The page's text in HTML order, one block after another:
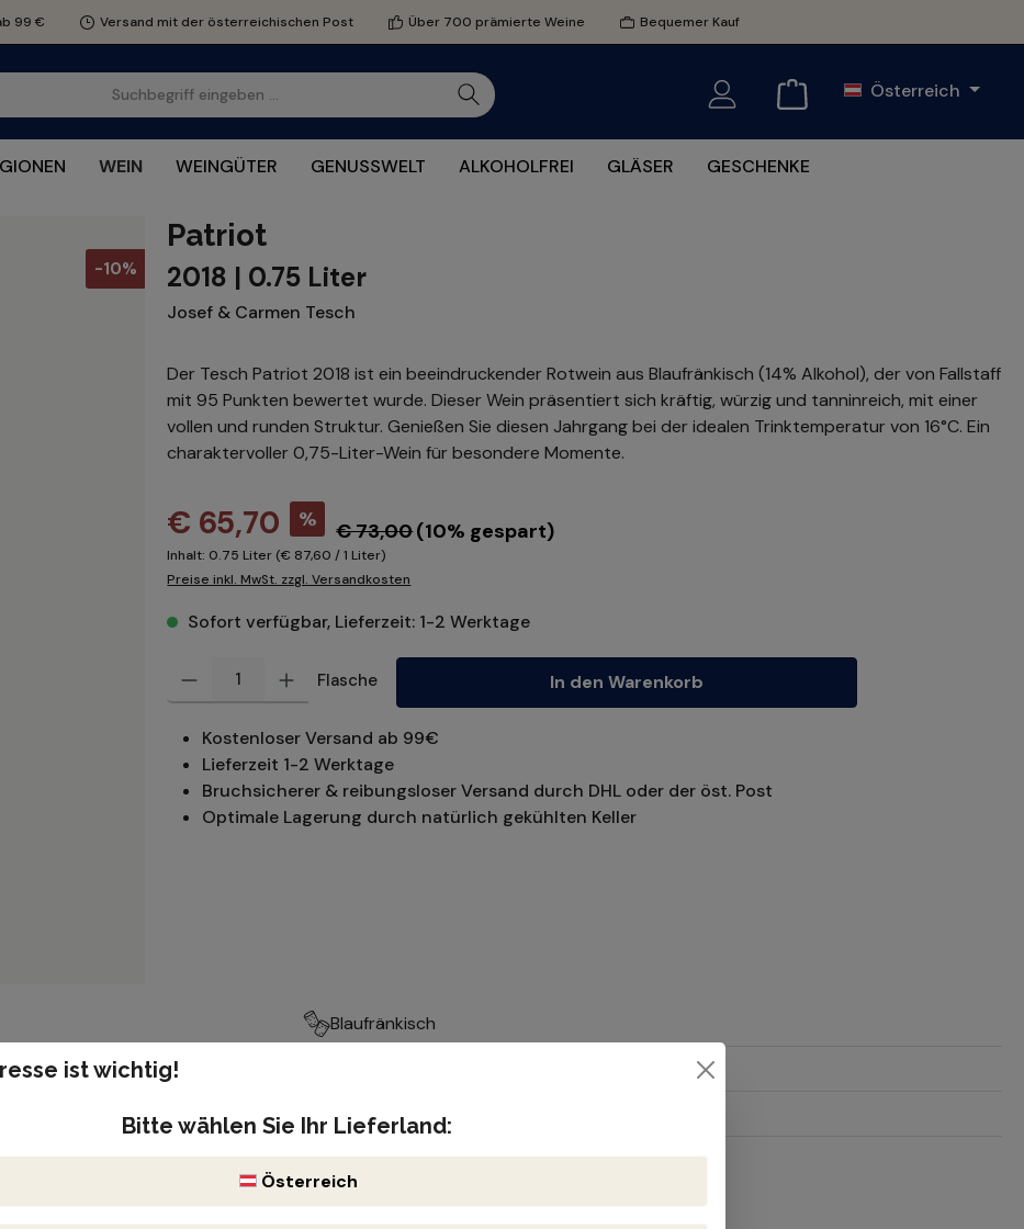
99 € Versand mit der österreichischen Post Über 700 prämierte Weine Bequemer Kauf
Österreich
WEIN WEINGÜTER GENUSSWELT ALKOHOLFREI GLÄSER GESCHENKE
-10%
Patriot
2018 | 0.75 Liter
Josef & Carmen Tesch
Der Tesch Patriot 2018 ist ein beeindruckender Rotwein aus Blaufränkisch (14% Alkohol), der von Fallstaff
mit 95 Punkten bewertet wurde. Dieser Wein präsentiert sich kräftig, würzig und tanninreich, mit einer
vollen und runden Struktur. Genießen Sie diesen Jahrgang bei der idealen Trinktemperatur von 16°C. Ein
charaktervoller 0,75-Liter-Wein für besondere Momente.
€ 65,70 % € 73,00(10% gespart)
Inhalt: 0.75 Liter (€ 87,60 / 1 Liter)
Preise inkl. MwSt. zzgl. Versandkosten
Sofort verfügbar, Lieferzeit: 1-2 Werktage
Produkt Anzahl: Gib den gewünschten Wert ein oder benutze die Schaltflächen um die Anzahl zu erhöhen oder zu reduzieren.
Flasche In den Warenkorb
Kostenloser Versand ab 99€
Lieferzeit 1-2 Werktage
Bruchsicherer & reibungsloser Versand durch DHL oder der öst. Post
Optimale Lagerung durch natürlich gekühlten Keller
Blaufränkisch
Enthält Sulfite
ist wichtig!
Bitte wählen Sie Ihr Lieferland:
Österreich